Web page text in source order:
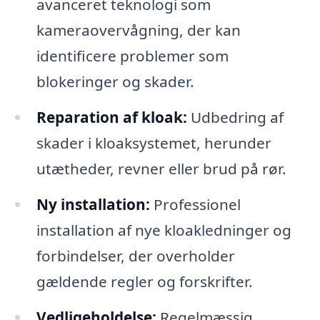
avanceret teknologi som
kameraovervågning, der kan
identificere problemer som
blokeringer og skader.
Reparation af kloak: Udbedring af
skader i kloaksystemet, herunder
utætheder, revner eller brud på rør.
Ny installation: Professionel
installation af nye kloakledninger og
forbindelser, der overholder
gældende regler og forskrifter.